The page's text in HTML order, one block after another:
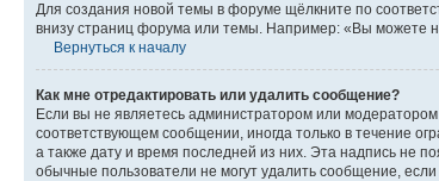
Для создания новой темы в форуме щёлкните по
внизу страниц форума или темы. Например: «Вы можете
Вернуться к началу
Как мне отредактировать или удалить сообщение?
Если вы не являетесь администратором или
соответствующем сообщении, иногда только в течение
а также дату и время последней из них. Эта надпись не
обычные пользователи не могут удалить сообщение, если